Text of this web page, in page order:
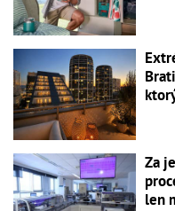
Za
len